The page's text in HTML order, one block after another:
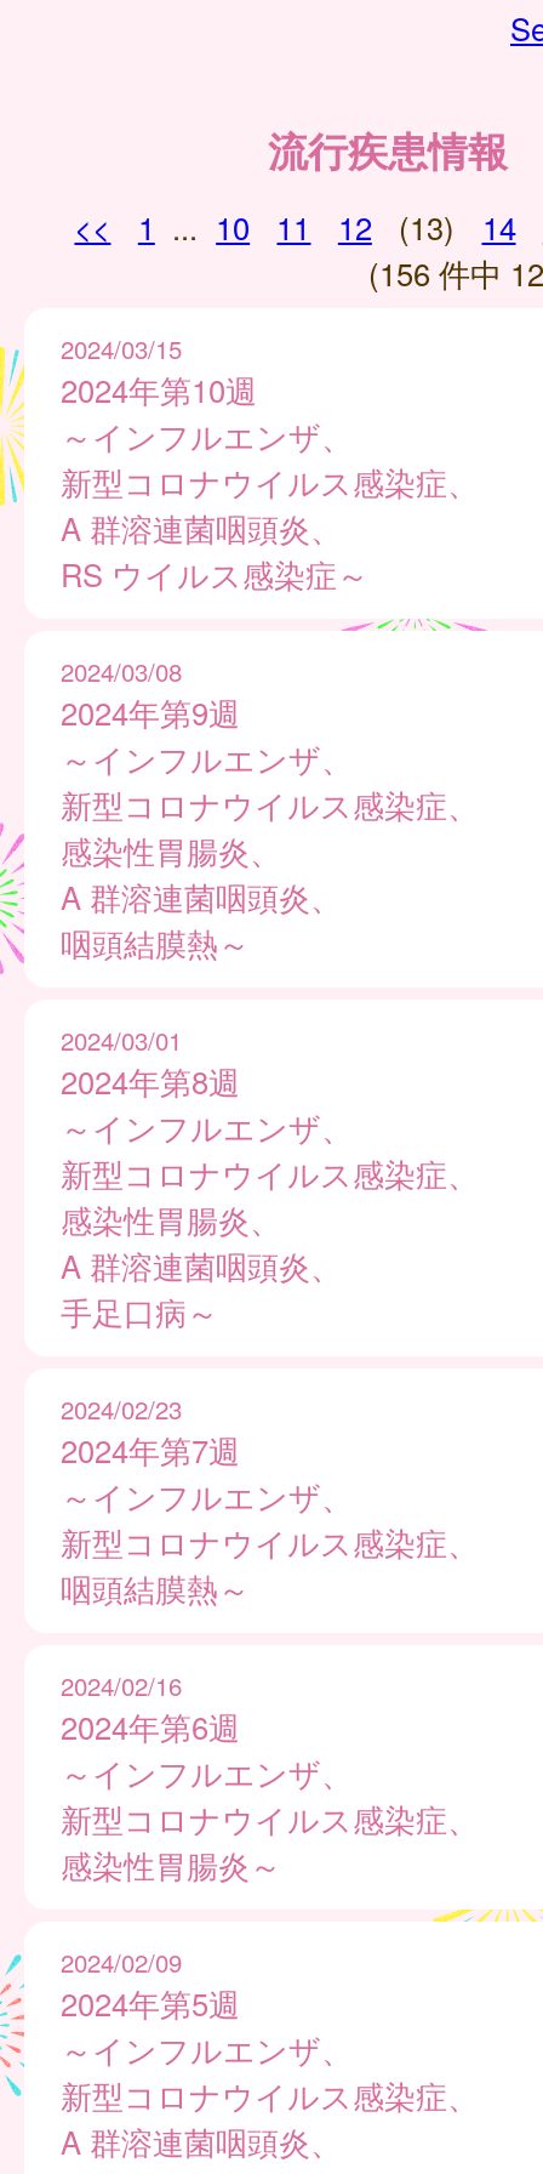
流行疾患情報
<< 1 ... 10 11 12 (13) 14
(156 件中
2024/03/15
2024年第10週
～インフルエンザ、
新型コロナウイルス感染症、
A 群溶連菌咽頭炎、
RS ウイルス感染症～
2024/03/08
2024年第9週
～インフルエンザ、
新型コロナウイルス感染症、
感染性胃腸炎、
A 群溶連菌咽頭炎、
咽頭結膜熱～
2024/03/01
2024年第8週
～インフルエンザ、
新型コロナウイルス感染症、
感染性胃腸炎、
A 群溶連菌咽頭炎、
手足口病～
2024/02/23
2024年第7週
～インフルエンザ、
新型コロナウイルス感染症、
咽頭結膜熱～
2024/02/16
2024年第6週
～インフルエンザ、
新型コロナウイルス感染症、
感染性胃腸炎～
2024/02/09
2024年第5週
～インフルエンザ、
新型コロナウイルス感染症、
A 群溶連菌咽頭炎、